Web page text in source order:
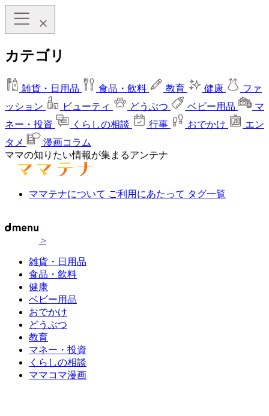
カテゴリ
雑貨・日用品 食品・飲料 教育 健康
ファ
ッション
ビューティ どうぶつ ベビー用品
マ
ネー・投資
くらしの相談 行事 おでかけ
エン
タメ
漫画コラム
ママの知りたい情報が集まるアンテナ
ママテナについて ご利用にあたって タグ一覧
>
雑貨・日用品
食品・飲料
健康
ベビー用品
おでかけ
どうぶつ
教育
マネー・投資
くらしの相談
ママコマ漫画